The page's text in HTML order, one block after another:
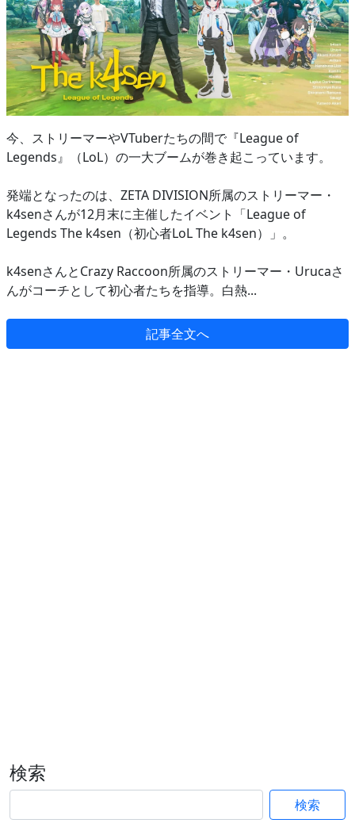
今、ストリーマーやVTuberたちの間で『League of
Legends』（LoL）の一大ブームが巻き起こっています。
発端となったのは、ZETA DIVISION所属のストリーマー・
k4senさんが12月末に主催したイベント「League of
Legends The k4sen（初心者LoL The k4sen）」。
k4senさんとCrazy Raccoon所属のストリーマー・Urucaさ
んがコーチとして初心者たちを指導。白熱...
記事全文へ
検索
検索